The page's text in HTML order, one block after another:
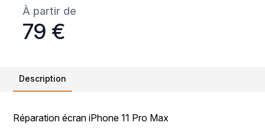
À partir de
79 €
Description
Réparation écran iPhone 11 Pro Max